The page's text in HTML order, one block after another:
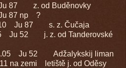
87 z. od Buděnovky
87 np ?
Ju 87 s. z. Čučaja
Ju 52 j. z. od Tanderovské
Ju 52 Adžalykskij liman
zemi letiště j. od Oděsy